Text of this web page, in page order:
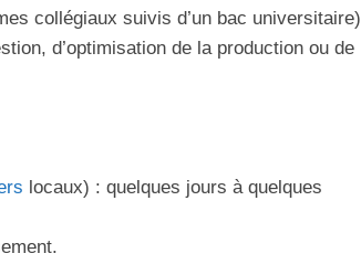
collégiaux suivis d’un bac universitaire)
d’optimisation de la production ou de
locaux) : quelques jours à quelques